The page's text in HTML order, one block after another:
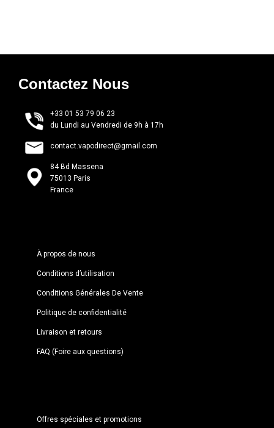
Contactez Nous
+33 01 53 79 06 23
du Lundi au Vendredi de 9h à 17h
contact.vapodirect@gmail.com
84 Bd Massena
75013 Paris
France
À propos de nous
Conditions d’utilisation
Conditions Générales De Vente
Politique de confidentialité
Livraison et retours
FAQ (Foire aux questions)
Offres spéciales et promotions